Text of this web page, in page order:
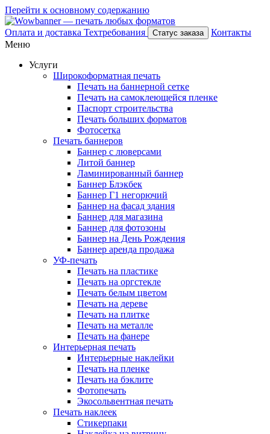
Перейти к основному содержанию
Оплата и доставка Техтребования Статус заказа
Контакты
Меню
Услуги
Широкоформатная печать
Печать на баннерной сетке
Печать на самоклеющейся пленке
Паспорт строительства
Печать больших форматов
Фотосетка
Печать баннеров
Баннер с люверсами
Литой баннер
Ламинированный баннер
Баннер Блэкбек
Баннер Г1 негорючий
Баннер на фасад здания
Баннер для магазина
Баннер для фотозоны
Баннер на День Рождения
Баннер аренда продажа
УФ-печать
Печать на пластике
Печать на оргстекле
Печать белым цветом
Печать на дереве
Печать на плитке
Печать на металле
Печать на фанере
Интерьерная печать
Интерьерные наклейки
Печать на пленке
Печать на бэклите
Фотопечать
Экосольвентная печать
Печать наклеек
Стикерпаки